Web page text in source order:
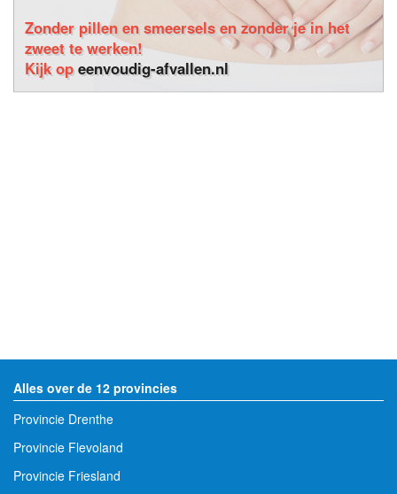
Zonder pillen en smeersels en zonder je in het
zweet te werken!
Kijk opeenvoudig-afvallen.nl
Alles over de 12 provincies
Provincie Drenthe
Provincie Flevoland
Provincie Friesland